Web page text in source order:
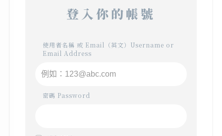
登入你的帳號
使用者名稱 或 Email（英文）Username or
Email Address
密碼 Password